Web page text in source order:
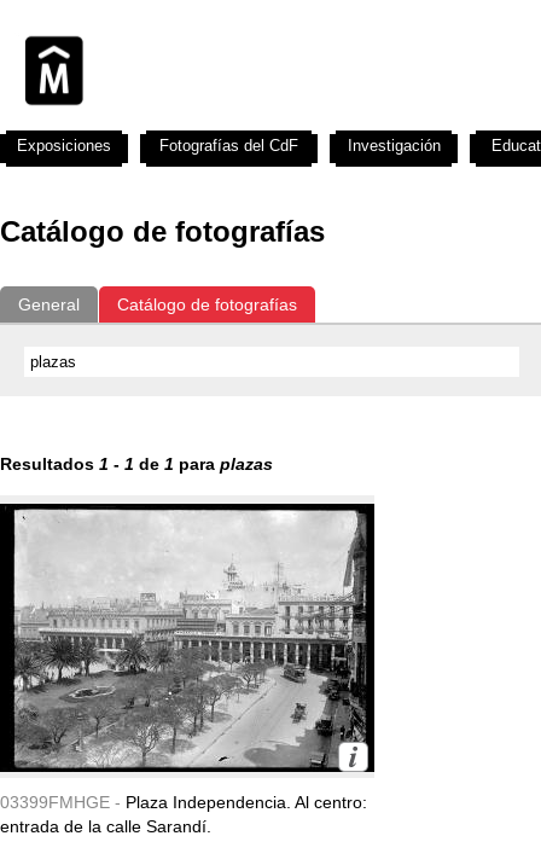
Catálogo de fotografías
General Catálogo de fotografías
Resultados 1 - 1 de 1 para plazas
03399FMHGE - Plaza Independencia. Al centro:
entrada de la calle Sarandí.
Exposiciones Fotografías del CdF Investigación